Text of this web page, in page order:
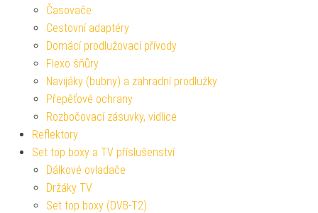
Časovače
Cestovní adaptéry
Domácí prodlužovací přívody
Flexo šňůry
Navijáky (bubny) a zahradní prodlužky
Přepěťové ochrany
Rozbočovací zásuvky, vidlice
Reflektory
Set top boxy a TV příslušenství
Dálkové ovladače
Držáky TV
Set top boxy (DVB-T2)